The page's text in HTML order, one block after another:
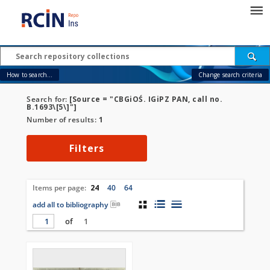
How to search... Change search criteria
Search for: [Source = "CBGiOŚ. IGiPZ PAN, call no.
B.1693\[5\]"]
Number of results: 1
Filters
Items per page: 24 40
64
add all to bibliography
of
1